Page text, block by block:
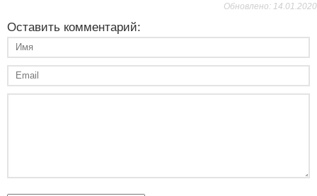
Обновлено: 14.01.2020
Оставить комментарий: